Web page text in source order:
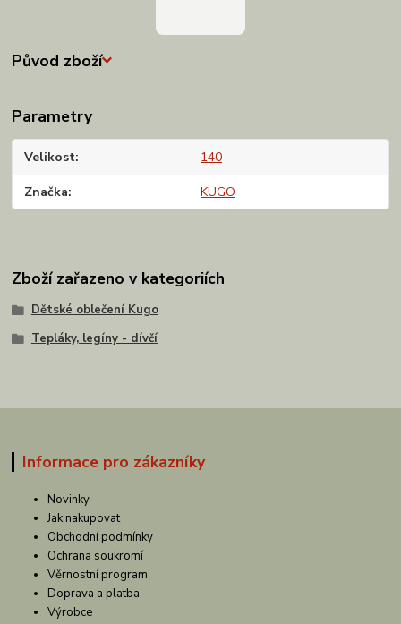
Původ zboží
Parametry
Velikost 140
Značka KUGO
Zboží zařazeno v kategoriích
Dětské oblečení Kugo
Tepláky, legíny - dívčí
Informace pro zákazníky
Novinky
Jak nakupovat
Obchodní podmínky
Ochrana soukromí
Věrnostní program
Doprava a platba
Výrobce